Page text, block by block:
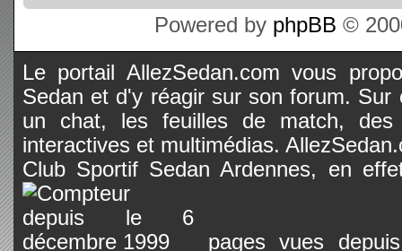
Powered by phpBB ©
Le portail AllezSedan.com vous
Sedan et d'y réagir sur son forum.
un chat, les feuilles de match, des
interactives et multimédias.
Club Sportif Sedan Ardennes, en
pages vues